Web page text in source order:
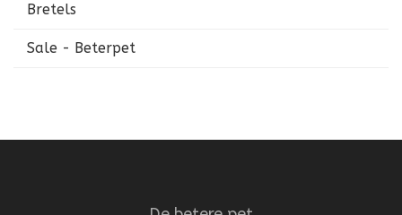
Bretels
Sale - Beterpet